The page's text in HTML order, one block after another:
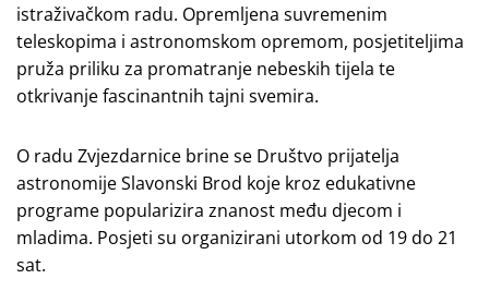
istraživačkom radu. Opremljena suvremenim
teleskopima i astronomskom opremom, posjetiteljima
pruža priliku za promatranje nebeskih tijela te
otkrivanje fascinantnih tajni svemira.
O radu Zvjezdarnice brine se Društvo prijatelja
astronomije Slavonski Brod koje kroz edukativne
programe popularizira znanost među djecom i
mladima. Posjeti su organizirani utorkom od 19 do 21
sat.